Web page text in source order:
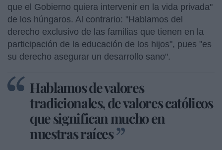
que el Gobierno quiera intervenir en la vida privada"
de los húngaros. Al contrario: "Hablamos del
derecho exclusivo de las familias que tienen en la
participación de la educación de los hijos", pues "es
su derecho asegurar un desarrollo sano".
Hablamos de valores
tradicionales, de valores católicos
que significan mucho en
nuestras raíces